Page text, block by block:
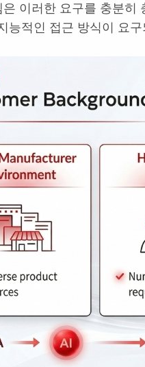
이러한 요구를 충분히
능적인 접근 방식이 요